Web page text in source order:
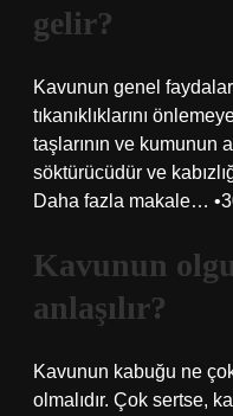
gelir?
Kavunun genel
tıkanıklıklarını
taşlarının ve kumunun
söktürücüdür ve
Daha fazla makale…
Kavunun
anlaşılır?
Kavunun kabuğu ne
olmalıdır. Çok sertse,